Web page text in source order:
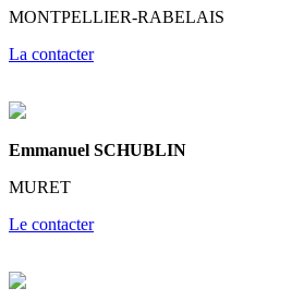
MONTPELLIER-RABELAIS
La contacter
Emmanuel SCHUBLIN
MURET
Le contacter